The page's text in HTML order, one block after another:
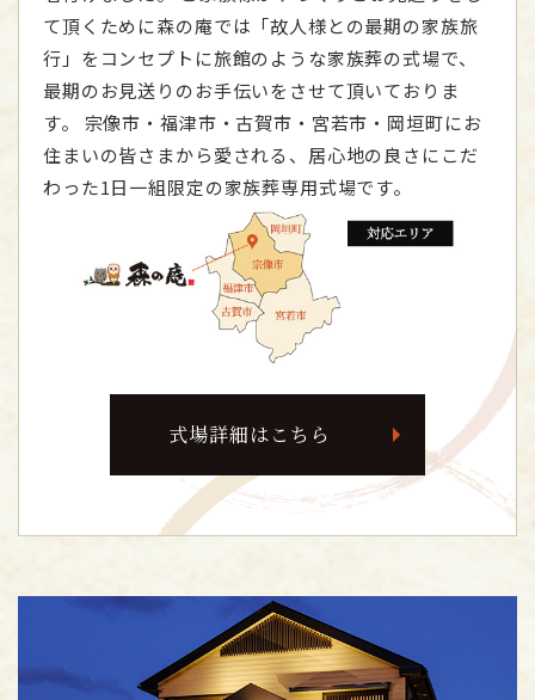
て頂くために森の庵では「故人様との最期の家族旅
行」をコンセプトに旅館のような家族葬の式場で、
最期のお見送りのお手伝いをさせて頂いておりま
す。
宗像市・福津市・古賀市・宮若市・岡垣町にお
住まいの皆さまから愛される、居心地の良さにこだ
わった1日一組限定の家族葬専用式場です。
式場詳細はこちら